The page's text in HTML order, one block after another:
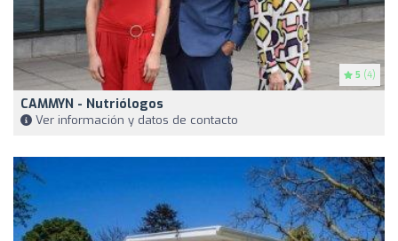
5 (4)
CAMMYN - Nutriólogos
Ver información y datos de contacto